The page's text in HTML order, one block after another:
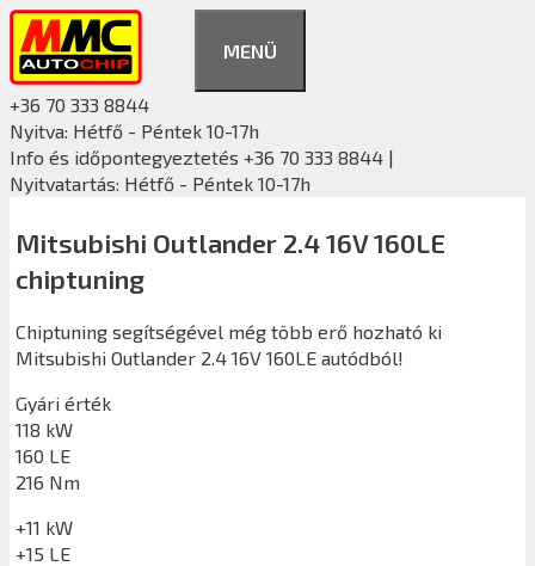
Kilépés
tartalomba
MENÜ
+36 70 333 8844
Nyitva: Hétfő - Péntek 10-17h
Info és időpontegyeztetés +36 70 333 8844 |
Nyitvatartás: Hétfő - Péntek 10-17h
Mitsubishi Outlander 2.4 16V 160LE
chiptuning
Chiptuning segítségével még több erő hozható ki
Mitsubishi Outlander 2.4 16V 160LE autódból!
Gyári érték
118 kW
160 LE
216 Nm
+11 kW
+15 LE